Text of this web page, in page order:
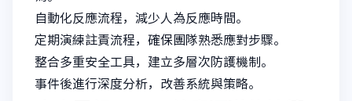
自動化反應流程，減少人為反應時間。
定期演練註責流程，確保團隊熟悉應對步驟。
整合多重安全工具，建立多層次防護機制。
事件後進行深度分析，改善系統與策略。